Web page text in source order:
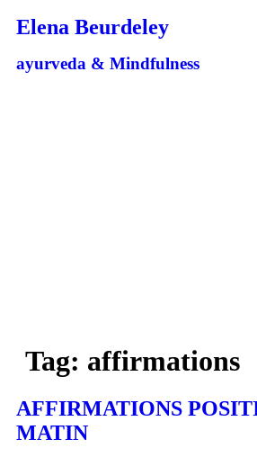
Elena Beurdeley
ayurveda & Mindfulness
Tag: affirmations
AFFIRMATIONS
MATIN